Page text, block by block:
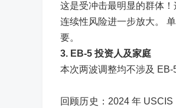
这是受冲击最明显的群体
连续性风险进一步放大。
要。
3. EB-5 投资人及家庭
本次两波调整均不涉及
回顾历史：2024 年